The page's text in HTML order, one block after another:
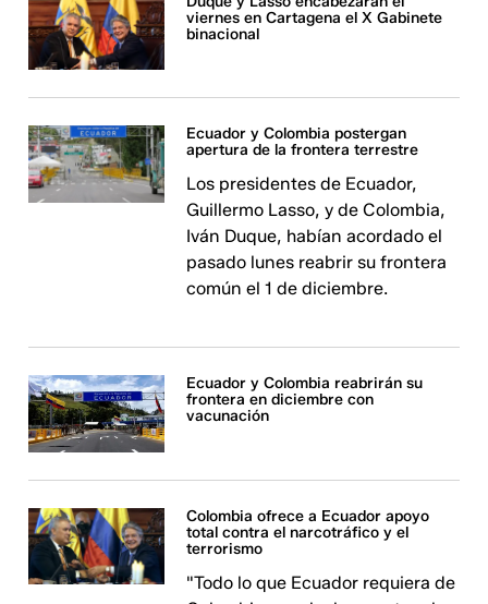
viernes en Cartagena el X Gabinete
binacional
Ecuador y Colombia postergan
apertura de la frontera terrestre
Los presidentes de Ecuador,
Guillermo Lasso, y de Colombia,
Iván Duque, habían acordado el
pasado lunes reabrir su frontera
común el 1 de diciembre.
Ecuador y Colombia reabrirán su
frontera en diciembre con
vacunación
Colombia ofrece a Ecuador apoyo
total contra el narcotráfico y el
terrorismo
"Todo lo que Ecuador requiera de